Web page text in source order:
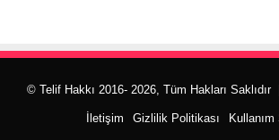
© Telif Hakkı 2016- 2026, Tüm Hakları
İletişim Gizlilik Politikası Kullanım